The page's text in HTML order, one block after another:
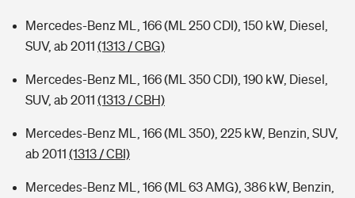
Mercedes-Benz ML, 166 (ML 250 CDI), 150 kW, Diesel,
SUV, ab 2011 (1313 / CBG)
Mercedes-Benz ML, 166 (ML 350 CDI), 190 kW, Diesel,
SUV, ab 2011 (1313 / CBH)
Mercedes-Benz ML, 166 (ML 350), 225 kW, Benzin, SUV,
ab 2011 (1313 / CBI)
Mercedes-Benz ML, 166 (ML 63 AMG), 386 kW, Benzin,